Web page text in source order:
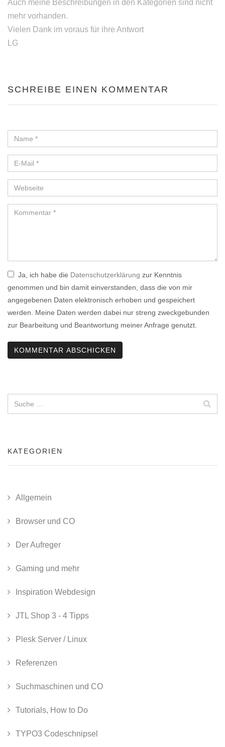
Auch meine Beschreibungen in den Kategorien sind nicht
mehr vorhanden.
Vielen Dank im voraus für ihre Antwort
LG
SCHREIBE EINEN KOMMENTAR
Ja, ich habe die Datenschutzerklärung zur Kenntnis
genommen und bin damit einverstanden, dass die von mir
angegebenen Daten elektronisch erhoben und gespeichert
werden. Meine Daten werden dabei nur streng zweckgebunden
zur Bearbeitung und Beantwortung meiner Anfrage genutzt.
KATEGORIEN
Allgemein
Browser und CO
Der Aufreger
Gaming und mehr
Inspiration Webdesign
JTL Shop 3 - 4 Tipps
Plesk Server / Linux
Referenzen
Suchmaschinen und CO
Tutorials, How to Do
TYPO3 Codeschnipsel